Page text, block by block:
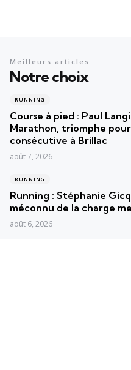
Notre choix
Meilleurs articles
RUNNING
Course à pied : Paul
Marathon, triomphe
consécutive à Brillac
août 7, 2026
RUNNING
Running : Stéphanie
méconnu de la charge
août 6, 2026